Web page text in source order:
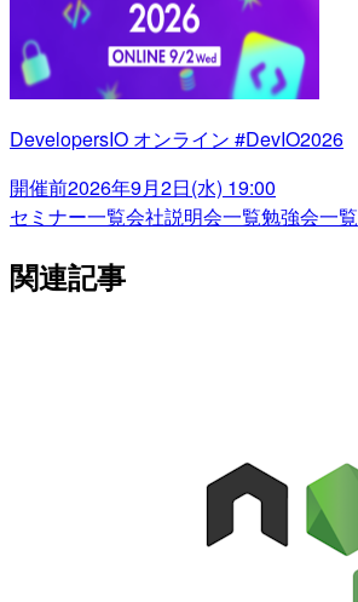
DevelopersIO オンライン #DevIO2026
開催前2026年9月2日(水) 19:00
セミナー一覧会社説明会一覧勉強会一覧
関連記事